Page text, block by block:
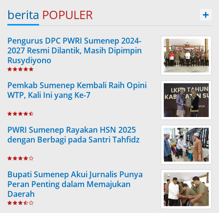
berita POPULER +
Pengurus DPC PWRI Sumenep 2024-
2027 Resmi Dilantik, Masih Dipimpin
Rusydiyono
Pemkab Sumenep Kembali Raih Opini
WTP, Kali Ini yang Ke-7
PWRI Sumenep Rayakan HSN 2025
dengan Berbagi pada Santri Tahfidz
Bupati Sumenep Akui Jurnalis Punya
Peran Penting dalam Memajukan
Daerah